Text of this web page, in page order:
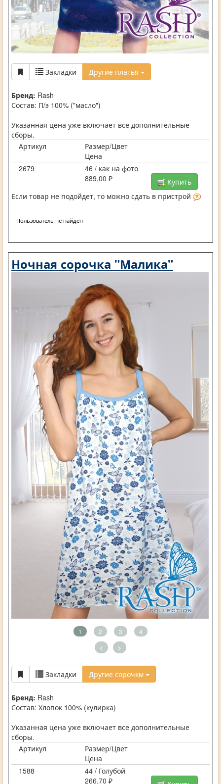
Закладки Другие платья
Бренд: Rash
Состав: П/э 100% ("масло")
Указанная цена уже включает все дополнительные
сборы.
Артикул
Размер/Цвет
Цена
2679
46 / как на фото
889,00 ₽
Купить
Если товар не подойдет, то можно сдать в пристрой
Пользователь не найден
Ночная сорочка "Малика"
1 2 3 4
< >
Закладки Другие сорочкм
Бренд: Rash
Состав: Хлопок 100% (кулирка)
Указанная цена уже включает все дополнительные
сборы.
Артикул
Размер/Цвет
Цена
1588
44 / Голубой
266,70 ₽